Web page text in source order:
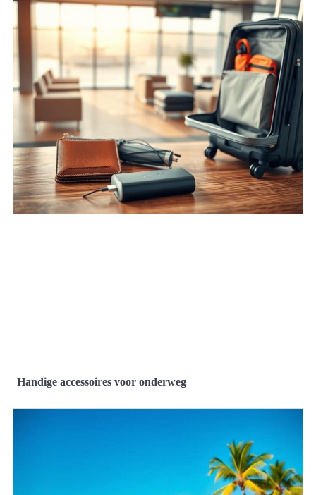
Handige accessoires voor onderweg